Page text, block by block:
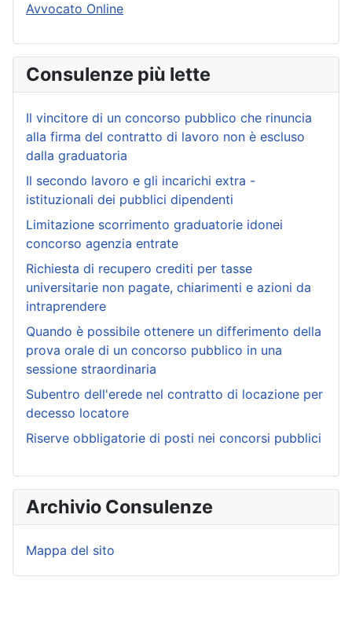
Avvocato Online
Consulenze più lette
Il vincitore di un concorso pubblico che rinuncia
alla firma del contratto di lavoro non è escluso
dalla graduatoria
Il secondo lavoro e gli incarichi extra -
istituzionali dei pubblici dipendenti
Limitazione scorrimento graduatorie idonei
concorso agenzia entrate
Richiesta di recupero crediti per tasse
universitarie non pagate, chiarimenti e azioni da
intraprendere
Quando è possibile ottenere un differimento della
prova orale di un concorso pubblico in una
sessione straordinaria
Subentro dell'erede nel contratto di locazione per
decesso locatore
Riserve obbligatorie di posti nei concorsi pubblici
Archivio Consulenze
Mappa del sito